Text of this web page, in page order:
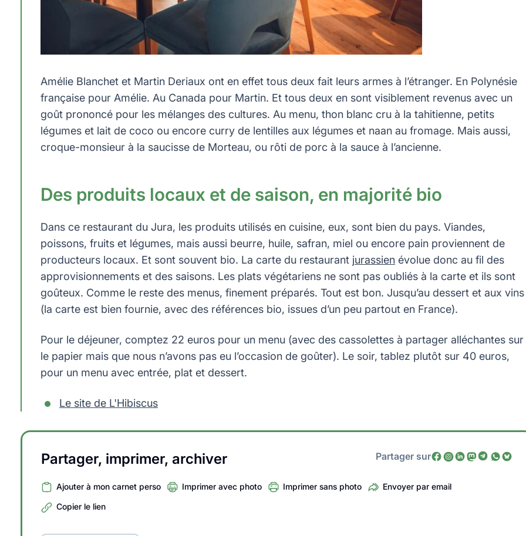
Amélie Blanchet et Martin Deriaux ont en effet tous deux fait leurs armes à l’étranger. En Polynésie
française pour Amélie. Au Canada pour Martin. Et tous deux en sont visiblement revenus avec un
goût prononcé pour les mélanges des cultures. Au menu, thon blanc cru à la tahitienne, petits
légumes et lait de coco ou encore curry de lentilles aux légumes et naan au fromage. Mais aussi,
croque-monsieur à la saucisse de Morteau, ou rôti de porc à la sauce à l’ancienne.
Des produits locaux et de saison, en majorité bio
Dans ce restaurant du Jura, les produits utilisés en cuisine, eux, sont bien du pays. Viandes,
poissons, fruits et légumes, mais aussi beurre, huile, safran, miel ou encore pain proviennent de
producteurs locaux. Et sont souvent bio. La carte du restaurant jurassien évolue donc au fil des
approvisionnements et des saisons. Les plats végétariens ne sont pas oubliés à la carte et ils sont
goûteux. Comme le reste des menus, finement préparés. Tout est bon. Jusqu’au dessert et aux vins
(la carte est bien fournie, avec des références bio, issues d’un peu partout en France).
Pour le déjeuner, comptez 22 euros pour un menu (avec des cassolettes à partager alléchantes sur
le papier mais que nous n’avons pas eu l’occasion de goûter). Le soir, tablez plutôt sur 40 euros,
pour un menu avec entrée, plat et dessert.
Le site de L'Hibiscus
Partager, imprimer, archiver Partager sur
Ajouter à mon carnet perso Imprimer avec photo Imprimer sans photo Envoyer par email
Copier le lien